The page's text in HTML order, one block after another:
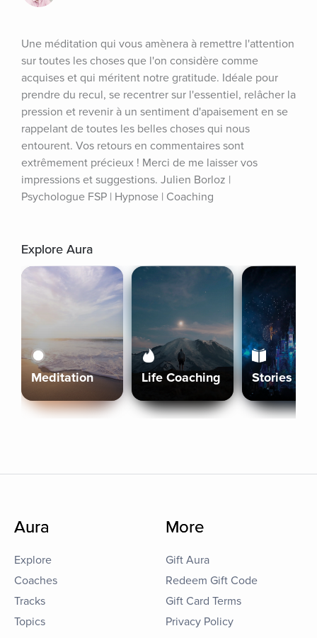
Une méditation qui vous amènera à remettre l'attention
sur toutes les choses que l'on considère comme
acquises et qui méritent notre gratitude. Idéale pour
prendre du recul, se recentrer sur l'essentiel, relâcher la
pression et revenir à un sentiment d'apaisement en se
rappelant de toutes les belles choses qui nous
entourent. Vos retours en commentaires sont
extrêmement précieux ! Merci de me laisser vos
impressions et suggestions. Julien Borloz |
Psychologue FSP | Hypnose | Coaching
Explore Aura
Meditation Life Coaching Stories
Aura
Explore
Coaches
Tracks
Topics
More
Gift Aura
Redeem Gift Code
Gift Card Terms
Privacy Policy